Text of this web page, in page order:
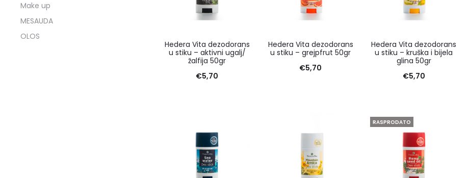
Hedera Vita dezodorans
u stiku – aktivni ugalj/
žalfija 50gr
€5,70
Hedera Vita dezodorans
u stiku – grejpfrut 50gr
€5,70
Hedera Vita dezodorans
u stiku – kruška i bijela
glina 50gr
€5,70
RASPRODATO
Make up
MESAUDA
OLOS